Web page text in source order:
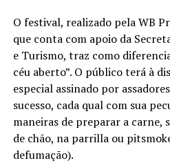
O festival, realizado pela WB
que conta com apoio da
e Turismo, traz como
céu aberto”. O público terá à
especial assinado por
sucesso, cada qual com sua
maneiras de preparar a carne,
de chão, na parrilla ou
defumação).